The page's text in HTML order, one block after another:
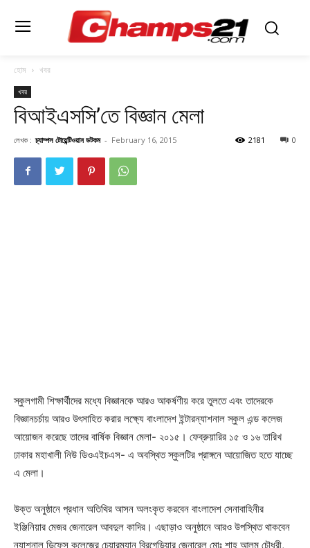
হোম খবর
খবর
বিআইএসসি’তে বিজ্ঞান মেলা
লেখক : চ্যাম্পস টোয়েন্টিওয়ান ডটকম - February 16, 2015 0
2181
স্কুলগামী শিক্ষার্থীদের মধ্যে বিজ্ঞানকে আরও আকর্ষণীয় করে তুলতে এবং তাদেরকে
বিজ্ঞানচর্চায় আরও উৎসাহিত করার লক্ষ্যে বাংলাদেশ ইন্টারন্যাশনাল স্কুল এন্ড কলেজ
আয়োজন করেছে তাদের বার্ষিক বিজ্ঞান মেলা- ২০১৫। ফেব্রুয়ারির ১৫ ও ১৬ তারিখ
ঢাকার মহাখালী নিউ ডিওএইচএস- এ অবস্থিত স্কুলটির প্রাঙ্গনে আয়োজিত হতে যাচ্ছে
এ মেলা।
উক্ত অনুষ্ঠানে প্রধান অতিথির আসন অলংকৃত করবেন বাংলাদেশ সেনাবাহিনীর
ইঞ্জিনিয়ার মেজর জেনারেল আবদুল কাদির। এছাড়াও অনুষ্ঠানে আরও উপস্থিত থাকবেন
ন্যাশনাল ডিফেন্স কলেজের চেয়ারম্যান ব্রিগেডিয়ার জেনারেল মোঃ শাহ আলম চৌধুরী,